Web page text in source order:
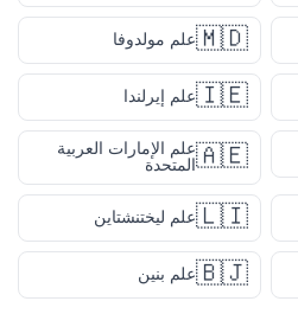
🇲🇩علم مولدوفا
🇮🇪علم إيرلندا
🇦🇪علم الإمارات العربية
المتحدة
🇱🇮علم ليختنشتاين
🇧🇯علم بنين